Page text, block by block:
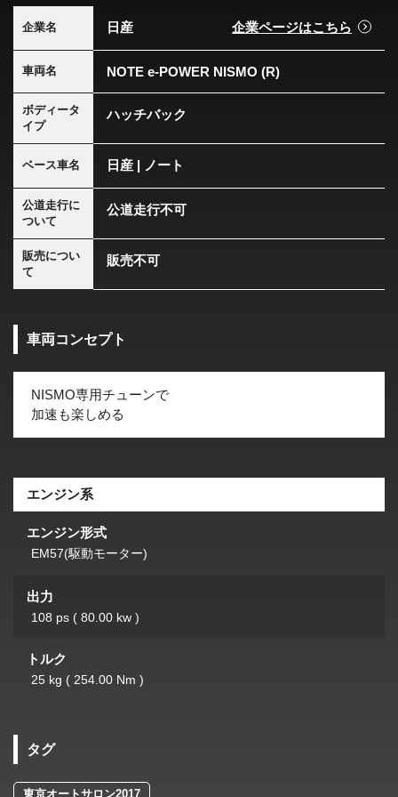
企業名 日産 企業ページはこちら
車両名 NOTE e-POWER NISMO (R)
ボディータ
イプ
ハッチバック
ベース車名 日産 | ノート
公道走行に
ついて
公道走行不可
販売につい
て
販売不可
車両コンセプト
NISMO専用チューンで
加速も楽しめる
エンジン系
エンジン形式
EM57(駆動モーター)
出力
108 ps ( 80.00 kw )
トルク
25 kg ( 254.00 Nm )
タグ
東京オートサロン2017